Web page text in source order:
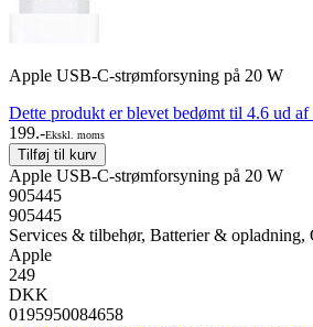
Apple USB-C-strømforsyning på 20 W
Dette produkt er blevet bedømt til 4.6 ud af
199.-Ekskl. moms
Tilføj til kurv
Apple USB-C-strømforsyning på 20 W
905445
905445
Services & tilbehør, Batterier & opladning,
Apple
249
DKK
0195950084658